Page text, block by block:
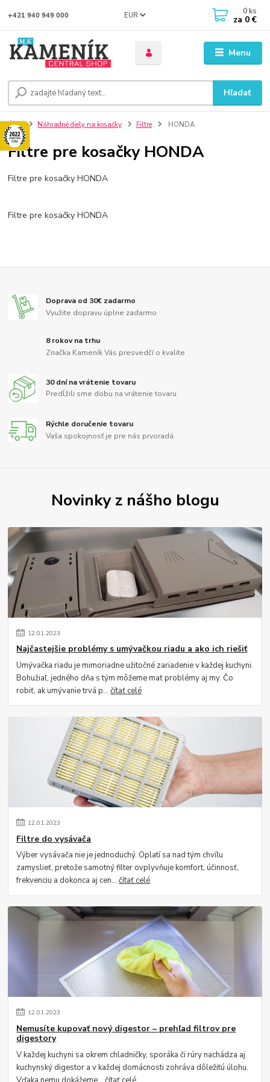
Menu
EUR
Hľadať
+421 940 949 000 0 ks
za 0 €
Úvod Náhradné diely na kosačky Filtre HONDA
Filtre pre kosačky HONDA
Filtre pre kosačky HONDA
Filtre pre kosačky HONDA
Doprava od 30€ zadarmo
Využite dopravu úplne zadarmo
8 rokov na trhu
Značka Kameník Vás presvedčí o kvalite
30 dní na vrátenie tovaru
Predĺžili sme dobu na vrátenie tovaru
Rýchle doručenie tovaru
Vaša spokojnosť je pre nás prvoradá
Novinky z nášho blogu
12.01.2023
Najčastejšie problémy s umývačkou riadu a ako ich riešiť
Umývačka riadu je mimoriadne užitočné zariadenie v každej kuchyni.
Bohužiaľ, jedného dňa s tým môžeme mať problémy aj my. Čo
robiť, ak umývanie trvá p...čítať celé
12.01.2023
Filtre do vysávača
Výber vysávača nie je jednoduchý. Oplatí sa nad tým chvíľu
zamyslieť, pretože samotný filter ovplyvňuje komfort, účinnosť,
frekvenciu a dokonca aj cen...čítať celé
12.01.2023
Nemusíte kupovať nový digestor – prehľad filtrov pre
digestory
V každej kuchyni sa okrem chladničky, sporáka či rúry nachádza aj
kuchynský digestor a v každej domácnosti zohráva dôležitú úlohu.